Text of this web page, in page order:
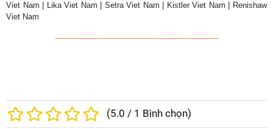
Viet Nam | Lika Viet Nam | Setra Viet Nam | Kistler Viet Nam | Renishaw
Viet Nam
-------------------------------------------------------------------
(5.0 / 1 Bình chọn)